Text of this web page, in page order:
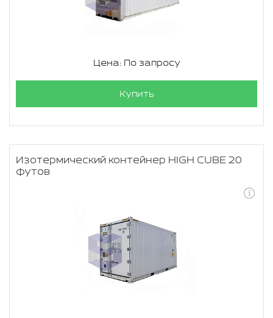
Цена: По запросу
Купить
Изотермический контейнер HIGH CUBE 20
футов